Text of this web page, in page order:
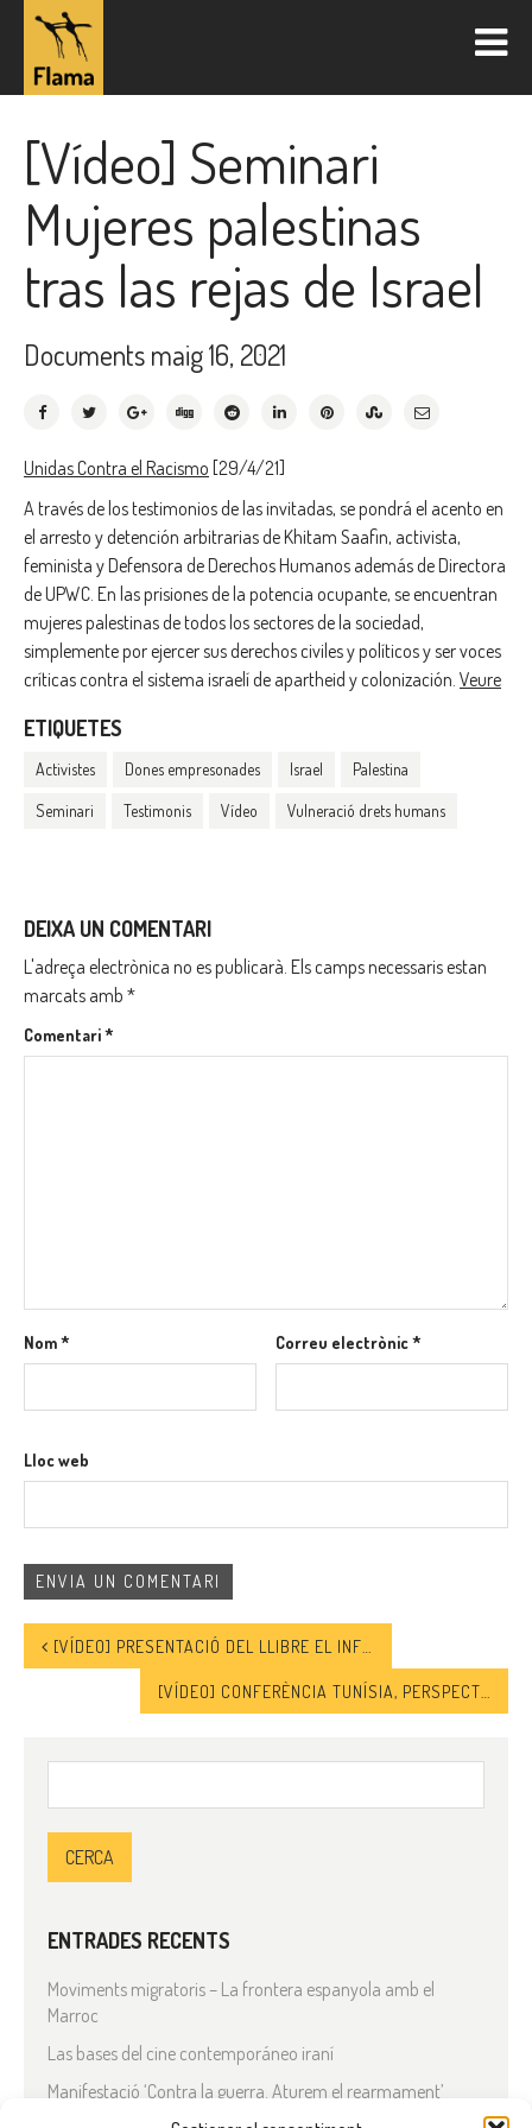
[Vídeo] Seminari
Mujeres palestinas
tras las rejas de Israel
Documentsmaig 16, 2021
Unidas Contra el Racismo [29/4/21]
A través de los testimonios de las invitadas, se pondrá el acento en
el arresto y detención arbitrarias de Khitam Saafin, activista,
feminista y Defensora de Derechos Humanos además de Directora
de UPWC. En las prisiones de la potencia ocupante, se encuentran
mujeres palestinas de todos los sectores de la sociedad,
simplemente por ejercer sus derechos civiles y políticos y ser voces
críticas contra el sistema israelí de apartheid y colonización. Veure
ETIQUETES
Activistes Dones empresonades Israel Palestina
Seminari Testimonis Vídeo Vulneració drets humans
DEIXA UN COMENTARI
L'adreça electrònica no es publicarà. Els camps necessaris estan
marcats amb *
Comentari*
Nom* Correu electrònic*
Lloc web
[VÍDEO] PRESENTACIÓ DEL LLIBRE EL INFIEL QUE HABITA EN MI
ENTRADES RECENTS
Moviments migratoris – La frontera espanyola amb el
Marroc
Las bases del cine contemporáneo iraní
Manifestació ‘Contra la guerra. Aturem el rearmament’